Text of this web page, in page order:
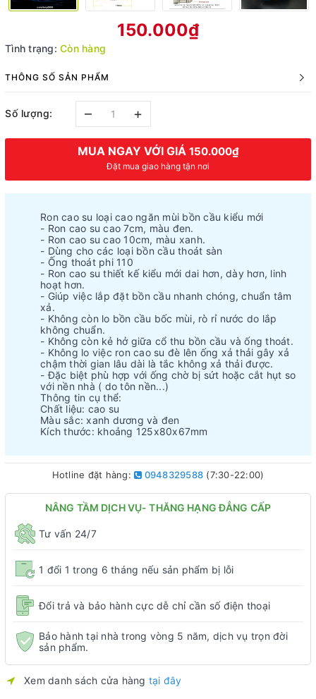
150.000₫
Tình trạng: Còn hàng
THÔNG SỐ SẢN PHẨM
Số lượng: – +
MUA NGAY VỚI GIÁ 150.000₫
Đặt mua giao hàng tận nơi
Ron cao su loại cao ngăn mùi bồn cầu kiểu mới
- Ron cao su cao 7cm, màu đen.
- Ron cao su cao 10cm, màu xanh.
- Dùng cho các loại bồn cầu thoát sàn
- Ống thoát phi 110
- Ron cao su thiết kế kiểu mới dai hơn, dày hơn, linh
hoạt hơn.
- Giúp việc lắp đặt bồn cầu nhanh chóng, chuẩn tâm
xả.
- Không còn lo bồn cầu bốc mùi, rò rỉ nước do lắp
không chuẩn.
- Không còn kẻ hở giữa cổ thu bồn cầu và ống thoát.
- Không lo việc ron cao su đè lên ống xả thải gây xả
chậm thời gian lâu dài là tắc không xả thải được.
- Đặc biệt phù hợp với ống chờ bị sứt hoặc cắt hụt so
với nền nhà ( do tôn nền...)
Thông tin cụ thể:
Chất liệu: cao su
Màu sắc: xanh dương và đen
Kích thước: khoảng 125x80x67mm
Hotline đặt hàng: 0948329588 (7:30-22:00)
NÂNG TẦM DỊCH VỤ- THĂNG HẠNG ĐẲNG CẤP
Tư vấn 24/7
1 đổi 1 trong 6 tháng nếu sản phẩm bị lỗi
Đổi trả và bảo hành cực dễ chỉ cần số điện thoại
Bảo hành tại nhà trong vòng 5 năm, dịch vụ trọn đời
sản phẩm.
Xem danh sách cửa hàng tại đây